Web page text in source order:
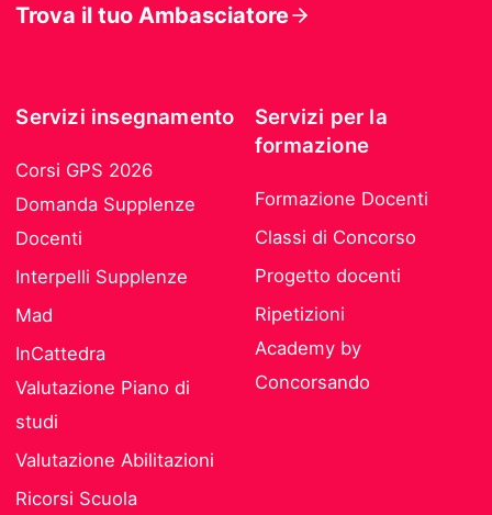
Trova il tuo Ambasciatore
Servizi insegnamento
Corsi GPS 2026
Domanda Supplenze
Docenti
Interpelli Supplenze
Mad
InCattedra
Valutazione Piano di
studi
Valutazione Abilitazioni
Ricorsi Scuola
Servizi per la
formazione
Formazione Docenti
Classi di Concorso
Progetto docenti
Ripetizioni
Academy by
Concorsando